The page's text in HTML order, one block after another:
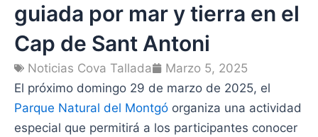
guiada por mar y tierra en el
Cap de Sant Antoni
Noticias Cova Tallada
Marzo 5, 2025
El próximo domingo 29 de marzo de 2025, el
Parque Natural del Montgó organiza una actividad
especial que permitirá a los participantes conocer